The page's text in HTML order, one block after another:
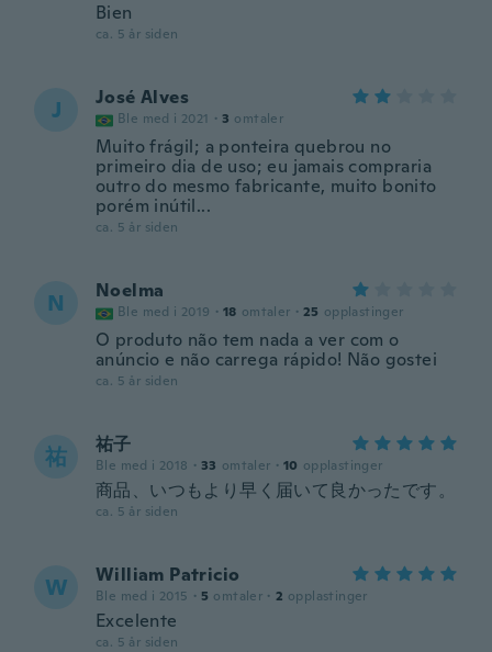
Bien
ca. 5 år siden
J José Alves
Ble med i 2021 · 3 omtaler
Muito frágil; a ponteira quebrou no
primeiro dia de uso; eu jamais compraria
outro do mesmo fabricante, muito bonito
porém inútil...
ca. 5 år siden
N Noelma
Ble med i 2019 · 18 omtaler · 25 opplastinger
O produto não tem nada a ver com o
anúncio e não carrega rápido! Não gostei
ca. 5 år siden
祐 祐子
Ble med i 2018 · 33 omtaler · 10 opplastinger
商品、いつもより早く届いて良かったです。
ca. 5 år siden
W William Patricio
Ble med i 2015 · 5 omtaler · 2 opplastinger
Excelente
ca. 5 år siden